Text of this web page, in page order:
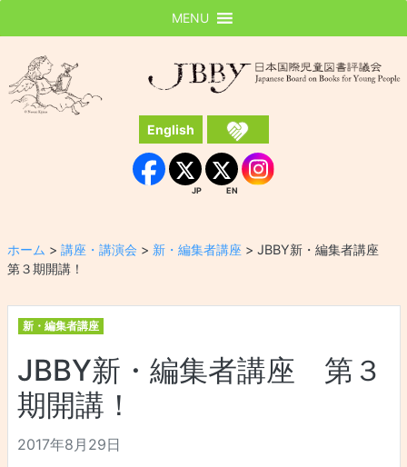
JBBY
English
Facebook
JP
JP
EN
EN Instagram
MENU
ホーム > 講座・講演会 > 新・編集者講座 > JBBY新・編集者講座
第３期開講！
新・編集者講座
JBBY新・編集者講座 第３
期開講！
2017年8月29日